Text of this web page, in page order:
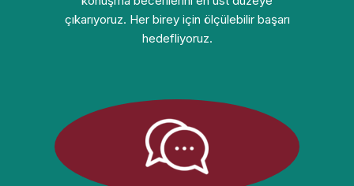
çıkarıyoruz. Her birey için ölçülebilir başarı
hedefliyoruz.